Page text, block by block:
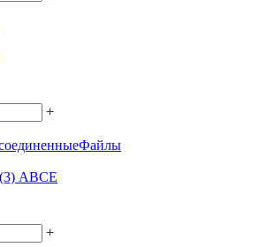
+
АВСЕ
+